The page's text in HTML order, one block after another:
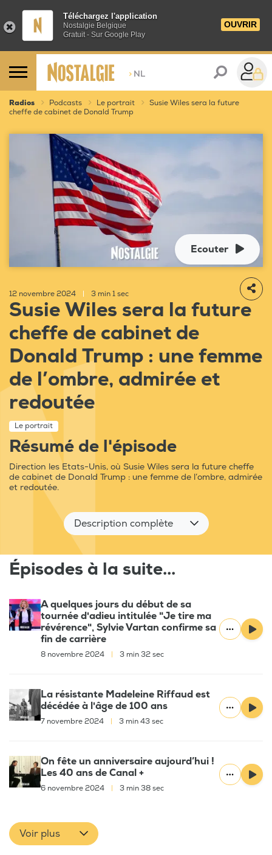
Téléchargez l'application
Nostalgie Belgique
Gratuit - Sur Google Play
OUVRIR
> NL
Radios Podcasts Le portrait
Susie Wiles sera la future
cheffe de cabinet de Donald Trump
Ecouter
12 novembre 2024 3 min 1 sec
Susie Wiles sera la future
cheffe de cabinet de
Donald Trump : une femme
de l’ombre, admirée et
redoutée
Le portrait
Résumé de l'épisode
Direction les Etats-Unis, où Susie Wiles sera la future cheffe
de cabinet de Donald Trump : une femme de l’ombre, admirée
et redoutée.
Description complète
Épisodes à la suite...
A quelques jours du début de sa
tournée d'adieu intitulée "Je tire ma
révérence", Sylvie Vartan confirme sa
fin de carrière
8 novembre 2024 3 min 32 sec
La résistante Madeleine Riffaud est
décédée à l'âge de 100 ans
7 novembre 2024 3 min 43 sec
On fête un anniversaire aujourd’hui !
Les 40 ans de Canal +
6 novembre 2024 3 min 38 sec
Voir plus